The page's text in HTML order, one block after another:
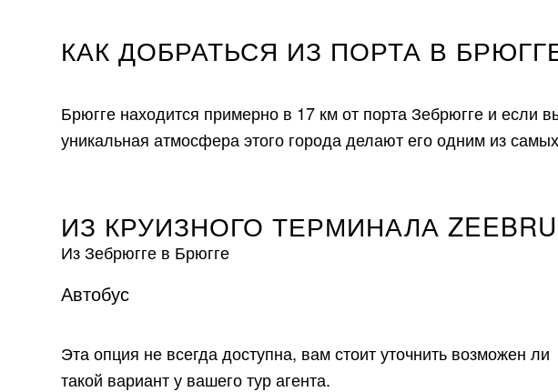
КАК ДОБРАТЬСЯ ИЗ ПОРТА В
Брюгге находится примерно в 17 км от порта Зебрюгге и
уникальная атмосфера этого города делают его одним из
ИЗ КРУИЗНОГО ТЕРМИНАЛА
Из Зебрюгге в Брюгге
Автобус
Эта опция не всегда доступна, вам стоит уточнить возможен ли
такой вариант у вашего тур агента.